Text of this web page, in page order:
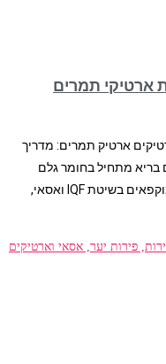
ארטיקי תמרים
ארטיק תמרים: מדריך
מתחיל בחומר גלם
איכותי. ג’וסי פירות קפואים מספקת פירות מוקפאים בשיטת IQF ואסאי,